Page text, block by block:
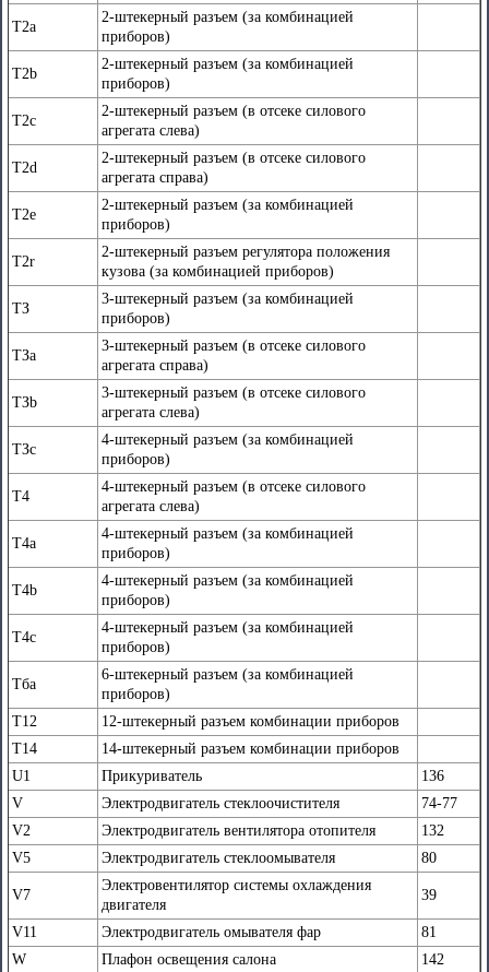
Т2а
2-штекерный разъем (за комбинацией
приборов)
Т2b
2-штекерный разъем (за комбинацией
приборов)
Т2с
2-штекерный разъем (в отсеке силового
агрегата слева)
T2d
2-штекерный разъем (в отсеке силового
агрегата справа)
Т2е
2-штекерный разъем (за комбинацией
приборов)
Т2r
2-штекерный разъем регулятора положения
кузова (за комбинацией приборов)
ТЗ
3-штекерный разъем (за комбинацией
приборов)
ТЗа
3-штекерный разъем (в отсеке силового
агрегата справа)
ТЗb
3-штекерный разъем (в отсеке силового
агрегата слева)
ТЗс
4-штекерный разъем (за комбинацией
приборов)
Т4
4-штекерный разъем (в отсеке силового
агрегата слева)
Т4а
4-штекерный разъем (за комбинацией
приборов)
Т4b
4-штекерный разъем (за комбинацией
приборов)
Т4с
4-штекерный разъем (за комбинацией
приборов)
Тба
6-штекерный разъем (за комбинацией
приборов)
Т12
12-штекерный разъем комбинации приборов
Т14
14-штекерный разъем комбинации приборов
U1
Прикуриватель
136
V
Электродвигатель стеклоочистителя
74-77
V2
Электродвигатель вентилятора отопителя
132
V5
Электродвигатель стеклоомывателя 80
V7
Электровентилятор системы охлаждения
двигателя
39
V11 Электродвигатель омывателя фар
81
W
Плафон освещения салона 142